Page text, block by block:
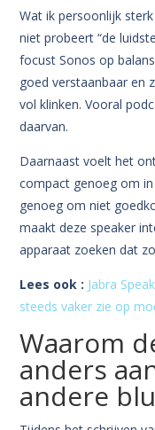
Wat ik persoonlijk
niet probeert “de
focust Sonos op
goed verstaanbaar en
vol klinken. Vooral
daarvan.
Daarnaast voelt het
compact genoeg om
genoeg om niet
maakt deze speaker
apparaat zoeken dat
Lees ook : Jabra
steeds vaker zie op
Waarom
anders
andere